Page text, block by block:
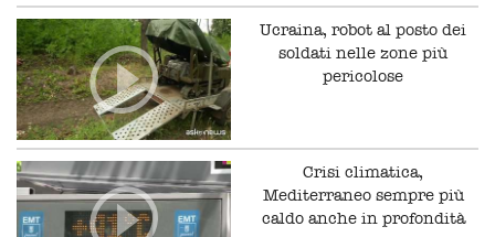
Ucraina, robot al posto dei
soldati nelle zone più
pericolose
Crisi climatica,
Mediterraneo sempre più
caldo anche in profondità